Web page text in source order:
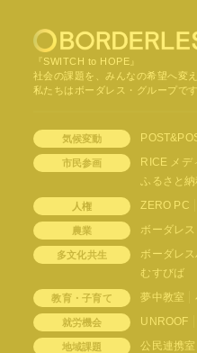
『SWITCH to HOPE』
社会の課題を、みんなの希望へ変え
私たちはボーダレス・グループです
気候変動
市民参画 RICE メデ
ふるさと
人権 ZERO PC
農業 ボーダレ
多文化共生 ボーダレ
むすびば
教育・子育て 夢中教室
就労機会 UNROOF
地域課題 公民連携室